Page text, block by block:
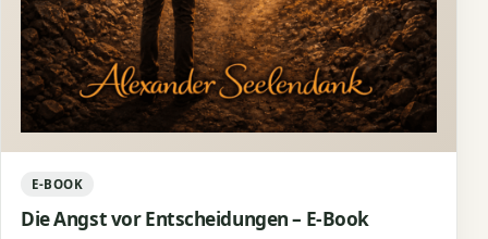
E-BOOK
Die Angst vor Entscheidungen – E-Book